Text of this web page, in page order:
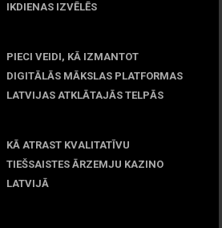
IKDIENAS IZVĒLĒS
PIECI VEIDI, KĀ IZMANTOT
DIGITĀLĀS MĀKSLAS PLATFORMAS
LATVIJAS ATKLĀTAJĀS TELPĀS
KĀ ATRAST KVALITATĪVU
TIEŠSAISTES ĀRZEMJU KAZINO
LATVIJĀ